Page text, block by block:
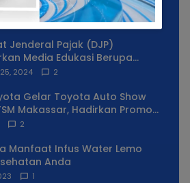
Jenderal Pajak (DJP)
Media Edukasi Berupa
Coretax
2024 2
Gelar Toyota Auto Show
Makassar, Hadirkan Promo
2
Manfaat Infus Water Lemo
Anda
1